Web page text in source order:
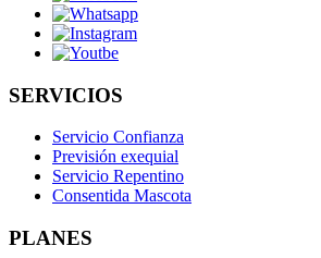
SERVICIOS
Servicio Confianza
Previsión exequial
Servicio Repentino
Consentida Mascota
PLANES